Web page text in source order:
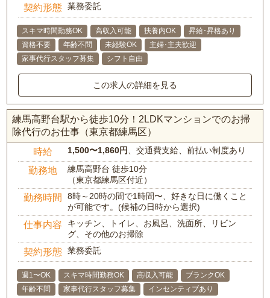
契約形態 業務委託
スキマ時間勤務OK 高収入可能 扶養内OK
昇給･昇格あり
資格不要
年齢不問 未経験OK
主婦･主夫歓迎
家事代行スタッフ募集
シフト自由
この求人の詳細を見る
練馬高野台駅から徒歩10分！2LDKマンションでのお掃
除代行のお仕事（東京都練馬区）
時給 1,500〜1,860円 、交通費支給、前払い制度あり
勤務地
練馬高野台 徒歩10分
（東京都練馬区付近）
勤務時間
8時～20時の間で1時間〜、好きな日に働くこと
が可能です。(候補の日時から選択)
仕事内容
キッチン、トイレ、お風呂、洗面所、リビン
グ、その他のお掃除
契約形態 業務委託
週1〜OK スキマ時間勤務OK 高収入可能
ブランクOK
年齢不問
家事代行スタッフ募集 インセンティブあり